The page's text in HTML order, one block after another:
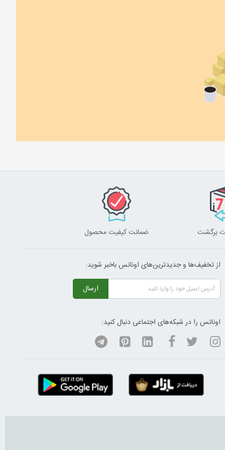
ضمانت کیفیت محصول
از تخفیف‌ها و جدیدترین‌های اوناتس باخبر شوید:
ارسال
اوناتس را در شبکه‌های اجتماعی دنبال کنید: